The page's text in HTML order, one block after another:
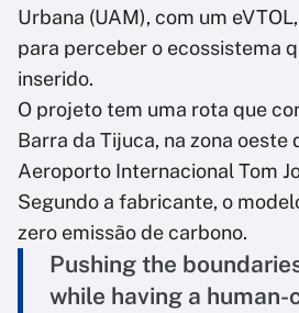
Urbana (UAM), com um
para perceber o ecossistema
inserido.
O projeto tem uma rota que
Barra da Tijuca, na zona oeste
Aeroporto Internacional Tom
Segundo a fabricante, o
zero emissão de carbono.
Pushing the
while having a